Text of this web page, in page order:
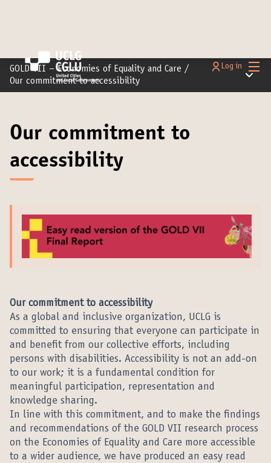
Main
Log in
GOLD VII – Economies of Equality and Care /
Our commitment to accessibility
Main
Our commitment to
accessibility
Our commitment to accessibility
As a global and inclusive organization, UCLG is
committed to ensuring that everyone can participate in
and benefit from our collective efforts, including
persons with disabilities. Accessibility is not an add-on
to our work; it is a fundamental condition for
meaningful participation, representation and
knowledge sharing.
In line with this commitment, and to make the findings
and recommendations of the GOLD VII research process
on the Economies of Equality and Care more accessible
to a wider audience, we have produced an easy read